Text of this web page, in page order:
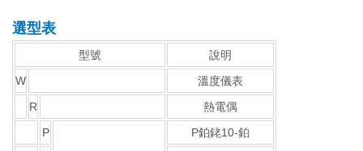
選型表
型號
說明
W
溫度儀表
R
熱電偶
P
P鉑銠10-鉑